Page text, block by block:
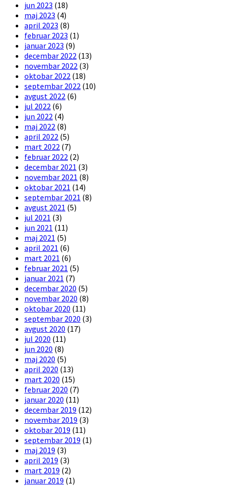
jun 2023 (18)
maj 2023 (4)
april 2023 (8)
februar 2023 (1)
januar 2023 (9)
decembar 2022 (13)
novembar 2022 (3)
oktobar 2022 (18)
septembar 2022 (10)
avgust 2022 (6)
jul 2022 (6)
jun 2022 (4)
maj 2022 (8)
april 2022 (5)
mart 2022 (7)
februar 2022 (2)
decembar 2021 (3)
novembar 2021 (8)
oktobar 2021 (14)
septembar 2021 (8)
avgust 2021 (5)
jul 2021 (3)
jun 2021 (11)
maj 2021 (5)
april 2021 (6)
mart 2021 (6)
februar 2021 (5)
januar 2021 (7)
decembar 2020 (5)
novembar 2020 (8)
oktobar 2020 (11)
septembar 2020 (3)
avgust 2020 (17)
jul 2020 (11)
jun 2020 (8)
maj 2020 (5)
april 2020 (13)
mart 2020 (15)
februar 2020 (7)
januar 2020 (11)
decembar 2019 (12)
novembar 2019 (3)
oktobar 2019 (11)
septembar 2019 (1)
maj 2019 (3)
april 2019 (3)
mart 2019 (2)
januar 2019 (1)